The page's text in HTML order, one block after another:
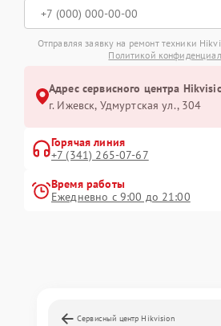
Отправляя заявку на ремонт техники
Политикой
Адрес сервисного центра
г. Ижевск, Удмуртская ул., 304
Горячая линия
+7 (341) 265-07-67
Время работы
Ежедневно с 9:00 до 21:00
Сервисный центр Hikvision